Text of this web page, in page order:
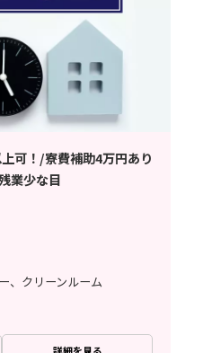
可！/寮費補助4万円あり
業少な目
、クリーンルーム